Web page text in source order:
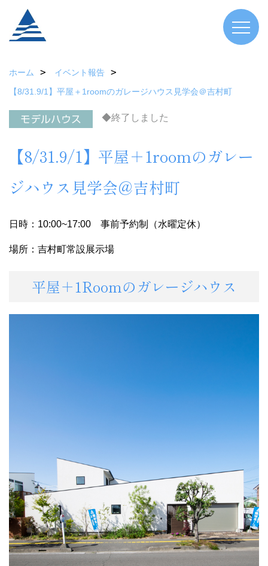
ホーム
イベント報告
【8/31.9/1】平屋＋1roomのガレージハウス見学会＠吉村町
◆終了しました
【8/31.9/1】平屋＋1roomのガレー
ジハウス見学会＠吉村町
日時：10:00~17:00 事前予約制（水曜定休）
場所：吉村町常設展示場
平屋＋1Roomのガレージハウス